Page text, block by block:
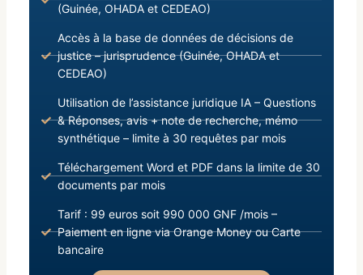
(Guinée, OHADA et CEDEAO)
Accès à la base de données de décisions de
justice – jurisprudence (Guinée, OHADA et
CEDEAO)
Utilisation de l’assistance juridique IA – Questions
& Réponses, avis + note de recherche, mémo
synthétique – limite à 30 requêtes par mois
Téléchargement Word et PDF dans la limite de 30
documents par mois
Tarif : 99 euros soit 990 000 GNF /mois –
Paiement en ligne via Orange Money ou Carte
bancaire